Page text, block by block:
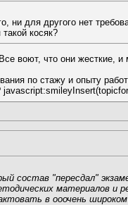
ни для другого нет
косяк?
воют, что они жесткие,
по стажу и опыту
состав "пересдал"
материалов и
в ооочень широком